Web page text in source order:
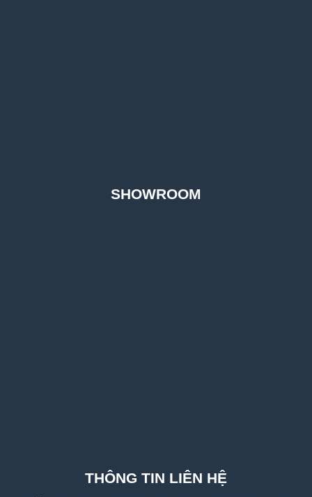
SHOWROOM
THÔNG TIN LIÊN HỆ